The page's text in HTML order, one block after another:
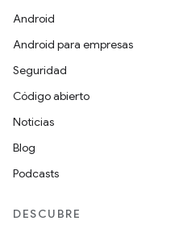
Android
Android para empresas
Seguridad
Código abierto
Noticias
Blog
Podcasts
DESCUBRE